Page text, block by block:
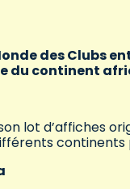
des Clubs
du continent
lot d’affiches